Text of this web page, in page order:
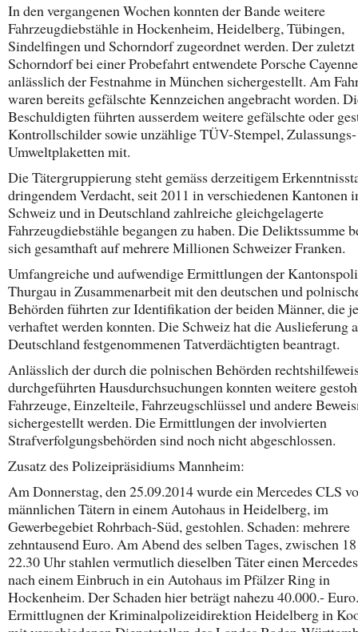
In den vergangenen Wochen konnten der Bande weitere
Fahrzeugdiebstähle in Hockenheim, Heidelberg, Tübingen,
Sindelfingen und Schorndorf zugeordnet werden. Der
Schorndorf bei einer Probefahrt entwendete Porsche
anlässlich der Festnahme in München sichergestellt. Am
waren bereits gefälschte Kennzeichen angebracht worden.
Beschuldigten führten ausserdem weitere gefälschte oder
Kontrollschilder sowie unzählige TÜV-Stempel,
Umweltplaketten mit.
Die Tätergruppierung steht gemäss derzeitigem
dringendem Verdacht, seit 2011 in verschiedenen Kantonen
Schweiz und in Deutschland zahlreiche gleichgelagerte
Fahrzeugdiebstähle begangen zu haben. Die Deliktssumme
sich gesamthaft auf mehrere Millionen Schweizer Franken.
Umfangreiche und aufwendige Ermittlungen der
Thurgau in Zusammenarbeit mit den deutschen und
Behörden führten zur Identifikation der beiden Männer, die
verhaftet werden konnten. Die Schweiz hat die Auslieferung
Deutschland festgenommenen Tatverdächtigten beantragt.
Anlässlich der durch die polnischen Behörden
durchgeführten Hausdurchsuchungen konnten weitere
Fahrzeuge, Einzelteile, Fahrzeugschlüssel und andere
sichergestellt werden. Die Ermittlungen der involvierten
Strafverfolgungsbehörden sind noch nicht abgeschlossen.
Zusatz des Polizeipräsidiums Mannheim:
Am Donnerstag, den 25.09.2014 wurde ein Mercedes CLS
männlichen Tätern in einem Autohaus in Heidelberg, im
Gewerbegebiet Rohrbach-Süd, gestohlen. Schaden: mehrere
zehntausend Euro. Am Abend des selben Tages, zwischen
22.30 Uhr stahlen vermutlich dieselben Täter einen
nach einem Einbruch in ein Autohaus im Pfälzer Ring in
Hockenheim. Der Schaden hier beträgt nahezu 40.000.-
Ermittlugnen der Kriminalpolizeidirektion Heidelberg in